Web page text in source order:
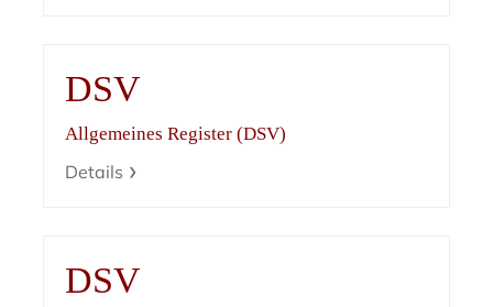
DSV
Allgemeines Register (DSV)
Details
DSV